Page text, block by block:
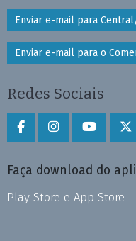
Enviar e-mail para
Enviar e-mail para o
Redes Sociais
Faça download do
Play Store e App Store